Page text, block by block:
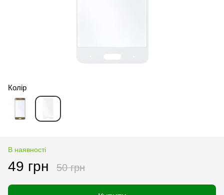
Колір
В наявності
49 грн 50 грн